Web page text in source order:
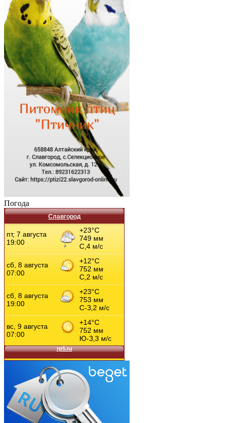
Погода
Славгород